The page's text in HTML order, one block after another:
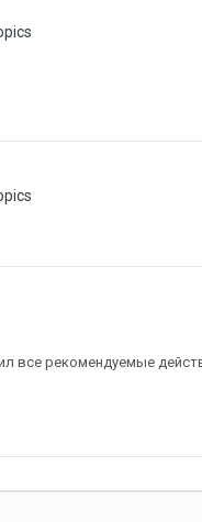
все рекомендуемые